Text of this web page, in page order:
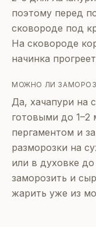
поэтому перед
сковороде под
На сковороде
начинка
МОЖНО ЛИ
Да, хачапури на
готовыми до 1–2
пергаментом и
разморозки на
или в духовке
заморозить и
жарить уже из